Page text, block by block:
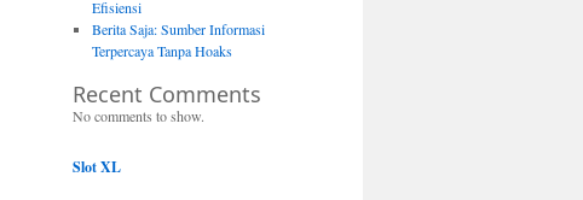
Efisiensi
Berita Saja: Sumber Informasi
Terpercaya Tanpa Hoaks
Recent Comments
No comments to show.
Slot XL